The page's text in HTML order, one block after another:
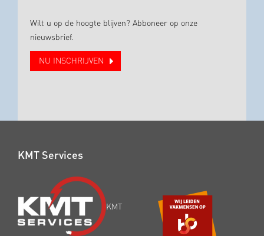
Wilt u op de hoogte blijven? Abboneer op onze
nieuwsbrief.
NU INSCHRIJVEN
KMT Services
KMT